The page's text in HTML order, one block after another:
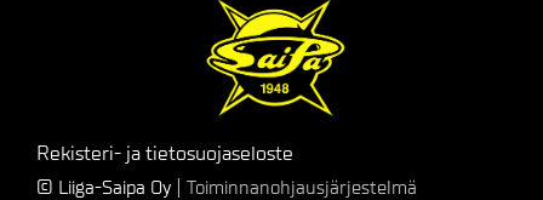
Rekisteri- ja tietosuojaseloste
© Liiga-Saipa Oy | Toiminnanohjausjärjestelmä